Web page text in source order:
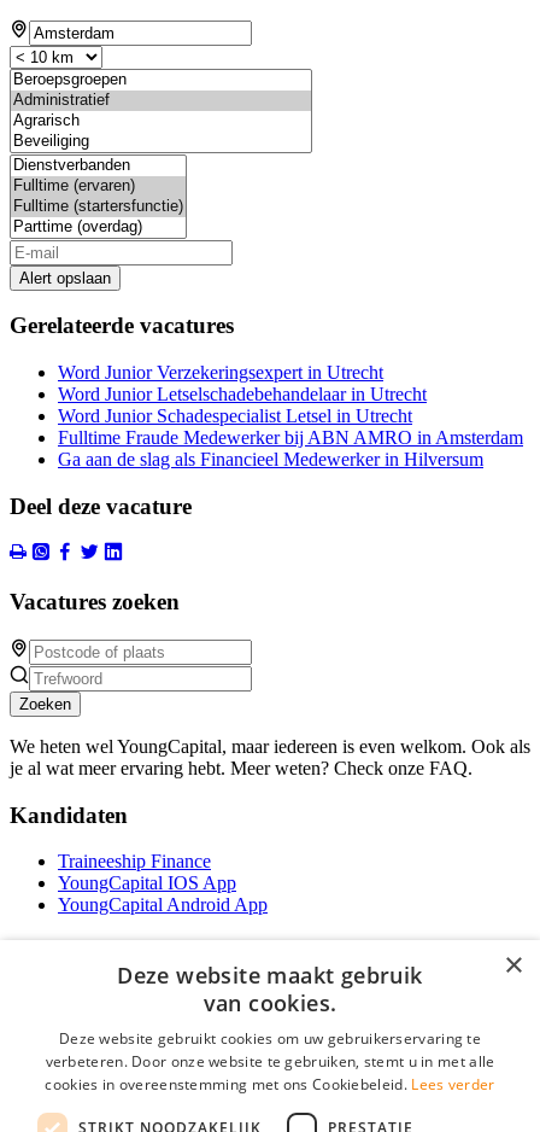
Alert opslaan
Gerelateerde vacatures
Word Junior Verzekeringsexpert in Utrecht
Word Junior Letselschadebehandelaar in Utrecht
Word Junior Schadespecialist Letsel in Utrecht
Fulltime Fraude Medewerker bij ABN AMRO in Amsterdam
Ga aan de slag als Financieel Medewerker in Hilversum
Deel deze vacature
Vacatures zoeken
Zoeken
We heten wel YoungCapital, maar iedereen is even welkom. Ook als
je al wat meer ervaring hebt. Meer weten? Check onze FAQ.
Kandidaten
Traineeship Finance
YoungCapital IOS App
YoungCapital Android App
Contractvormen
Brochure aanvragen
Vacature aanmelden
×
Deze website maakt gebruik
van cookies.
Deze website gebruikt cookies om uw gebruikerservaring te
verbeteren. Door onze website te gebruiken, stemt u in met alle
cookies in overeenstemming met ons Cookiebeleid. Lees verder
STRIKT NOODZAKELIJK PRESTATIE